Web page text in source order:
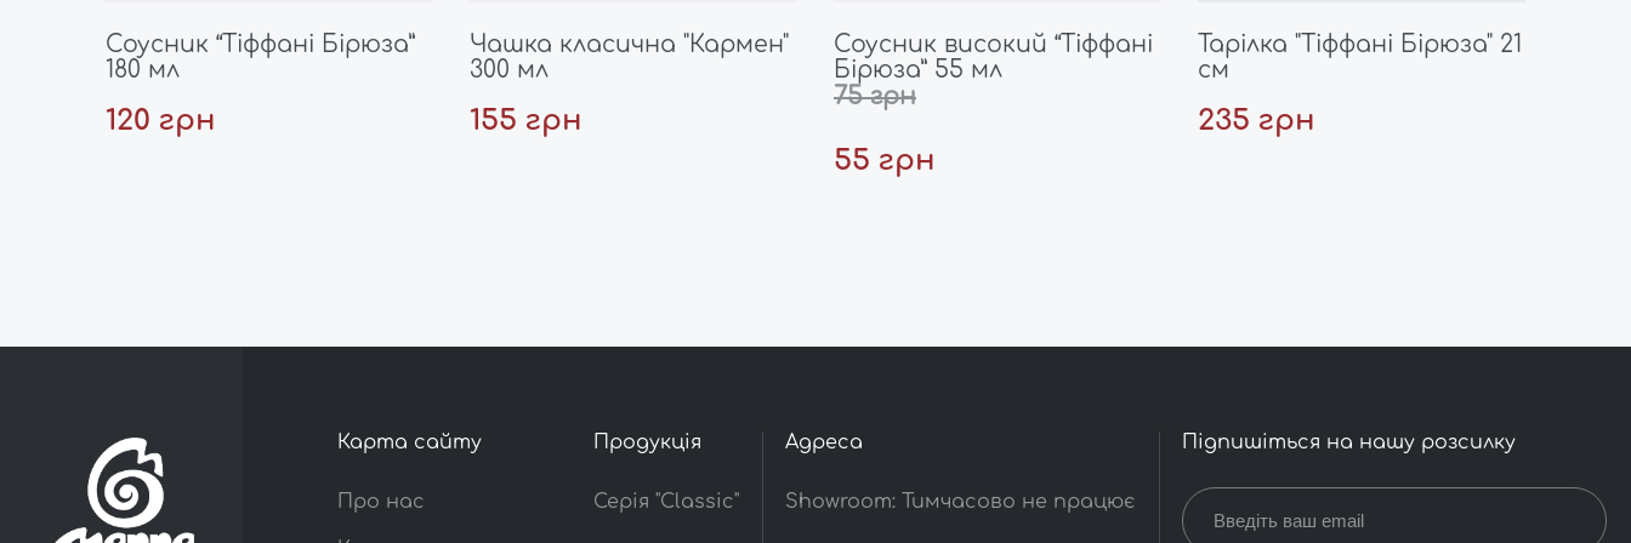
Соусник “Тіффані Бірюза”
180 мл
120 грн
Чашка класична "Кармен"
300 мл
155 грн
Соусник високий “Тіффані
Бірюза” 55 мл
75 грн
55 грн
Тарілка "Тіффані Бірюза" 21
см
235 грн
Карта сайту
Про нас
Продукція
Серія "Classic"
Адреса
Showroom: Тимчасово не працює
Підпишіться на нашу розсилку